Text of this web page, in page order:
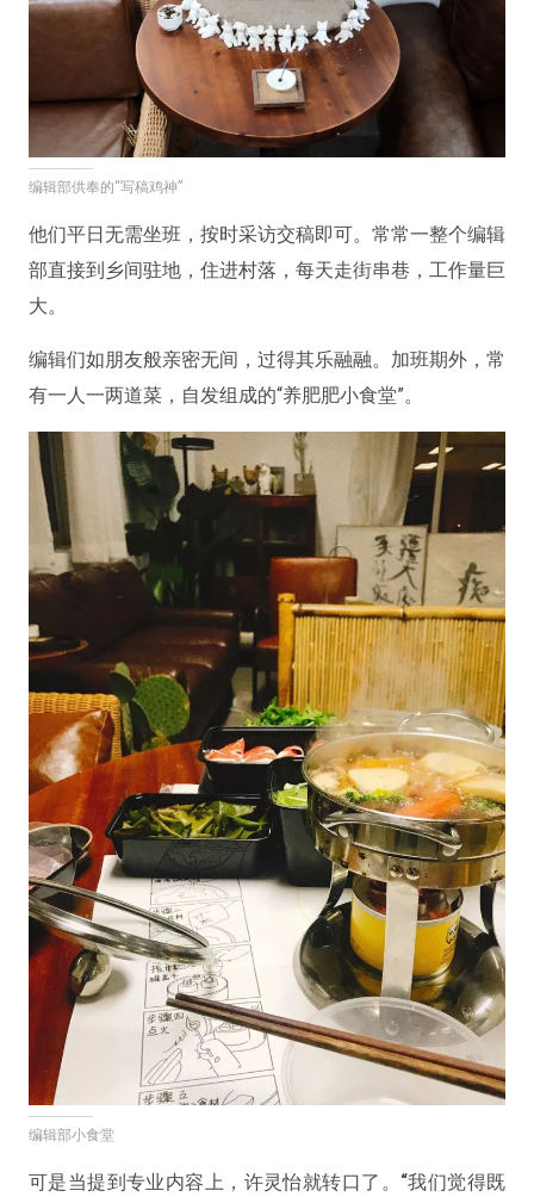
编辑部供奉的“写稿鸡神”
他们平日无需坐班，按时采访交稿即可。常常一整个编辑
部直接到乡间驻地，住进村落，每天走街串巷，工作量巨
大。
编辑们如朋友般亲密无间，过得其乐融融。加班期外，常
有一人一两道菜，自发组成的“养肥肥小食堂”。
编辑部小食堂
可是当提到专业内容上，许灵怡就转口了。 “我们觉得既